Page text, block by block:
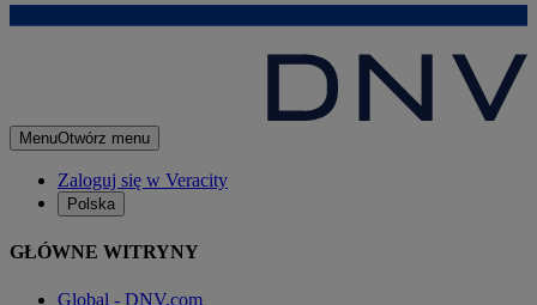
MenuOtwórz menu
Zaloguj się w Veracity
Polska
GŁÓWNE WITRYNY
Global - DNV.com